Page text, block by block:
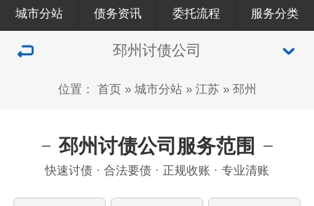
城市分站 债务资讯 委托流程 服务分类
邳州讨债公司
位置： 首页» 城市分站» 江苏» 邳州
邳州讨债公司服务范围
快速讨债 · 合法要债 · 正规收账 · 专业清账